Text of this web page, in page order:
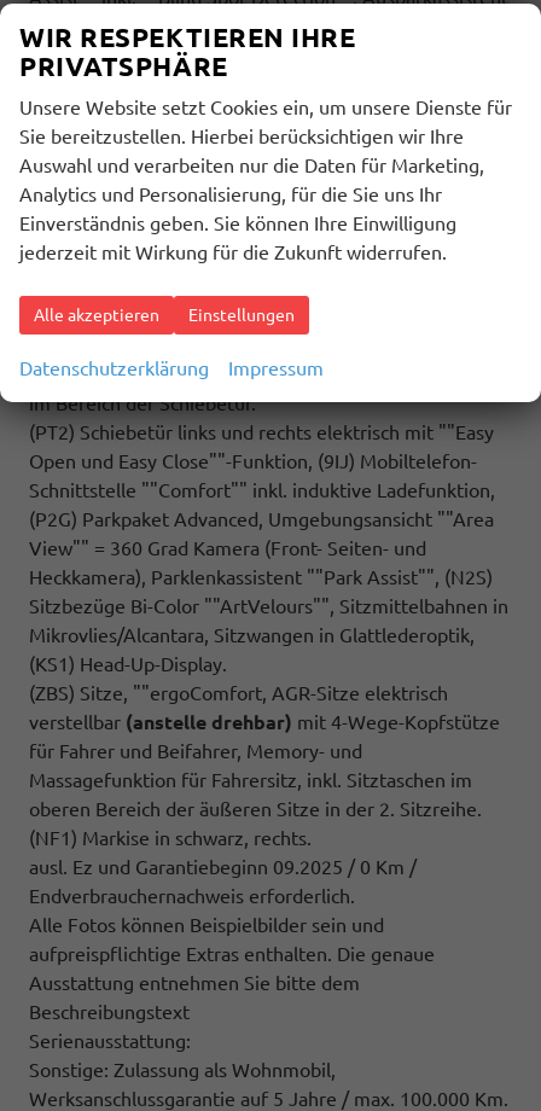
und Ausstiegswarner, Automatische Distanzregelung
ACC ""stop&go"", (9CE) Innenbeleuchtung an
Dachrahmen, (7AL) Diebstahlalarmanlage mit
Innenraumüberwachung Back-Up Horn und
Abschleppschutz, (4K6) Zentralverriegelung Keyless
Advanced + Safesicherung, Zentralverriegelung mit
schlüssellosem Schließ- und Startsystem, (7VH)
Umluftstandheizung im Fahrerhaus/Wohnraum mit FFB,
den Bildschirm in der Instrumententafel, Dauerbetrieb:
Zeitbegrenzter Betrieb: max. 120 min, Ausströmer links
im Bereich der Schiebetür.
(PT2) Schiebetür links und rechts elektrisch mit ""Easy
Open und Easy Close""-Funktion, (9IJ) Mobiltelefon-
Schnittstelle ""Comfort"" inkl. induktive Ladefunktion,
(P2G) Parkpaket Advanced, Umgebungsansicht ""Area
View"" = 360 Grad Kamera (Front- Seiten- und
Heckkamera), Parklenkassistent ""Park Assist"", (N2S)
Sitzbezüge Bi-Color ""ArtVelours"", Sitzmittelbahnen in
Mikrovlies/Alcantara, Sitzwangen in Glattlederoptik,
(KS1) Head-Up-Display.
(ZBS) Sitze, ""ergoComfort, AGR-Sitze elektrisch
verstellbar (anstelle drehbar) mit 4-Wege-Kopfstütze
für Fahrer und Beifahrer, Memory- und
Massagefunktion für Fahrersitz, inkl. Sitztaschen im
oberen Bereich der äußeren Sitze in der 2. Sitzreihe.
(NF1) Markise in schwarz, rechts.
ausl. Ez und Garantiebeginn 09.2025 / 0 Km /
Endverbrauchernachweis erforderlich.
Alle Fotos können Beispielbilder sein und
aufpreispflichtige Extras enthalten. Die genaue
Ausstattung entnehmen Sie bitte dem
Beschreibungstext
Serienausstattung:
Sonstige: Zulassung als Wohnmobil,
Werksanschlussgarantie auf 5 Jahre / max. 100.000 Km.
WIR RESPEKTIEREN IHRE
PRIVATSPHÄRE
Unsere Website setzt Cookies ein, um unsere Dienste für
Sie bereitzustellen. Hierbei berücksichtigen wir Ihre
Auswahl und verarbeiten nur die Daten für Marketing,
Analytics und Personalisierung, für die Sie uns Ihr
Einverständnis geben. Sie können Ihre Einwilligung
jederzeit mit Wirkung für die Zukunft widerrufen.
Alle akzeptieren Einstellungen
Datenschutzerklärung Impressum